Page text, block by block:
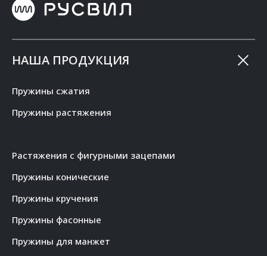
НАША ПРОДУКЦИЯ
Пружины сжатия
Пружины растяжения
Растяжения с фигурными зацепами
Пружины конические
Пружины кручения
Пружины фасонные
Пружины для манжет